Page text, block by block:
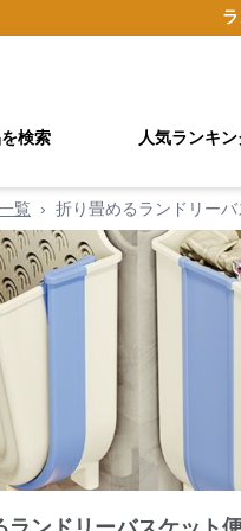
検索 人気ランキン
覧 › 折り畳めるランドリー